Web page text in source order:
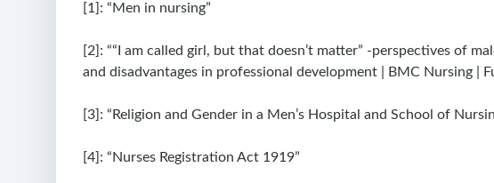
[1]: “Men in nursing”
[2]: ““I am called girl, but that doesn’t matter” -perspectives of
and disadvantages in professional development | BMC Nursing |
[3]: “Religion and Gender in a Men’s Hospital and School of
[4]: “Nurses Registration Act 1919”